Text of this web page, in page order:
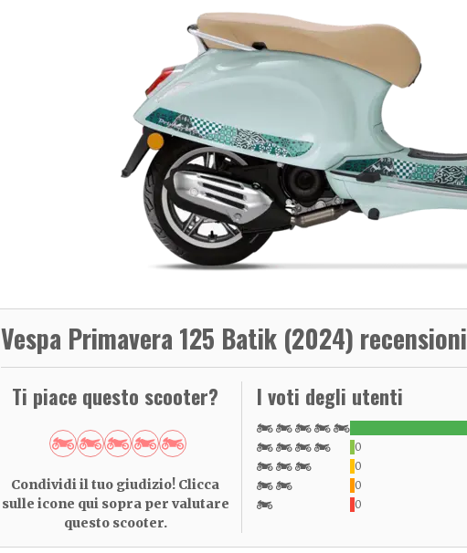
Vespa Primavera 125 Batik (2024) recensioni
Ti piace questo scooter?
Condividi il tuo giudizio! Clicca
sulle icone qui sopra per valutare
questo scooter.
I voti degli utenti
0
0
0
0